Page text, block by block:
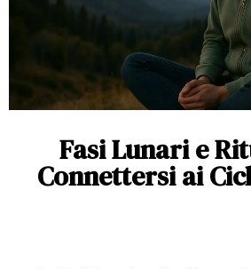
Fasi Lunari e
Connettersi ai